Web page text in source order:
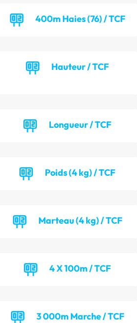
400m Haies (76) / TCF
Hauteur / TCF
Longueur / TCF
Poids (4 kg) / TCF
Marteau (4 kg) / TCF
4 X 100m / TCF
3 000m Marche / TCF